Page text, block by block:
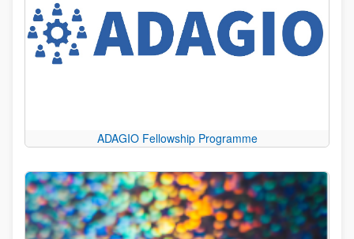
ADAGIO Fellowship Programme